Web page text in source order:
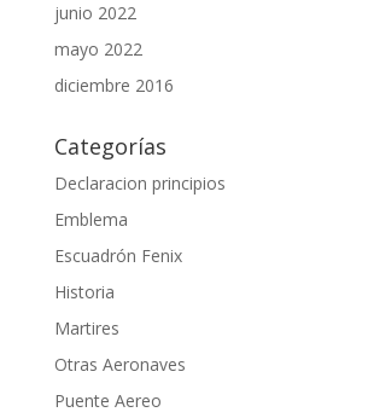
junio 2022
mayo 2022
diciembre 2016
Categorías
Declaracion principios
Emblema
Escuadrón Fenix
Historia
Martires
Otras Aeronaves
Puente Aereo